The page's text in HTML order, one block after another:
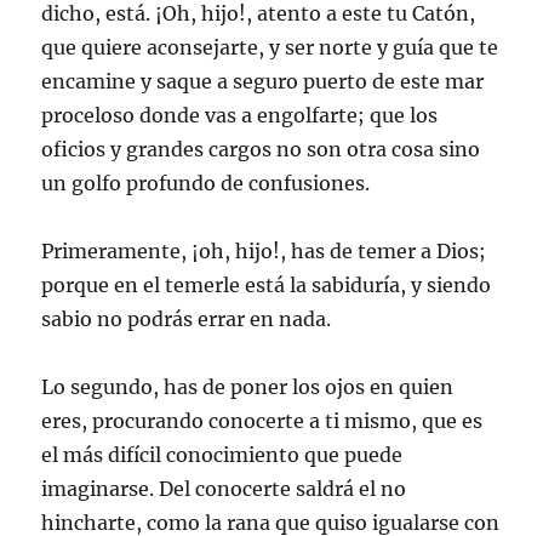
dicho, está. ¡Oh, hijo!, atento a este tu Catón,
que quiere aconsejarte, y ser norte y guía que te
encamine y saque a seguro puerto de este mar
proceloso donde vas a engolfarte; que los
oficios y grandes cargos no son otra cosa sino
un golfo profundo de confusiones.
Primeramente, ¡oh, hijo!, has de temer a Dios;
porque en el temerle está la sabiduría, y siendo
sabio no podrás errar en nada.
Lo segundo, has de poner los ojos en quien
eres, procurando conocerte a ti mismo, que es
el más difícil conocimiento que puede
imaginarse. Del conocerte saldrá el no
hincharte, como la rana que quiso igualarse con